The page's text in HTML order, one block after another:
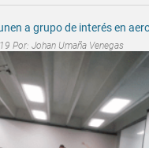
a grupo de interés en
Por: Johan Umaña Venegas